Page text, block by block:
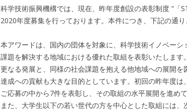
科学技術振興機構では、現在、昨年度創設の表彰制度 “「
2020年度募集を行っております。本件につき、下記の通り
本アワードは、国内の団体を対象に、科学技術イノベーシ
課題を解決する地域における優れた取組を表彰いたします
更なる発展と、同様の社会課題を抱える他地域への展開を
達成への貢献も大きな目的としています。初回の昨年度は
ご応募の中から7件を表彰し、その取組の水平展開を進めて
また、大学生以下の若い世代の方を中心とした取組には、